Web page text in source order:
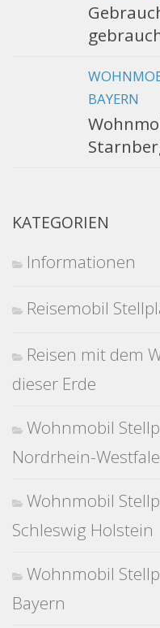
BAYERN
KATEGORIEN
Informationen
Reisemobil
Reisen mit dem
dieser Erde
Wohnmobil
Nordrhein-
Wohnmobil
Schleswig Holstein
Wohnmobil
Bayern